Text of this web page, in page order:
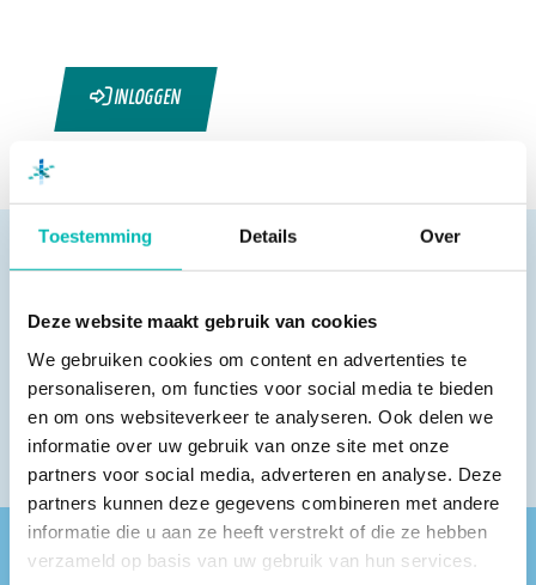
Toestemming Details Over
Deze website maakt gebruik van cookies
We gebruiken cookies om content en advertenties te
personaliseren, om functies voor social media te bieden
en om ons websiteverkeer te analyseren. Ook delen we
informatie over uw gebruik van onze site met onze
partners voor social media, adverteren en analyse. Deze
partners kunnen deze gegevens combineren met andere
informatie die u aan ze heeft verstrekt of die ze hebben
verzameld op basis van uw gebruik van hun services.
INLOGGEN
Pagina delen
Vind een VLR-vakbedrijf bij jou in de buurt